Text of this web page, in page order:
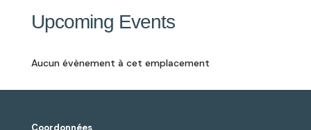
Upcoming Events
Aucun évènement à cet emplacement
Coordonnées